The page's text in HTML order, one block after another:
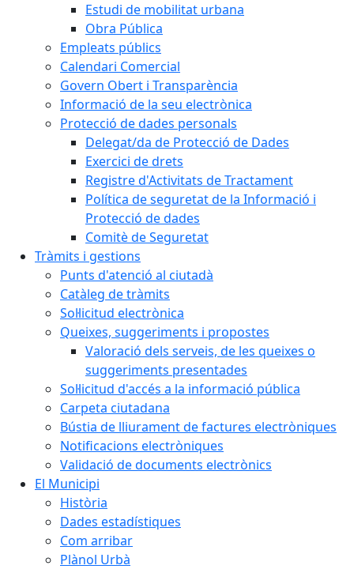
Estudi de mobilitat urbana
Obra Pública
Empleats públics
Calendari Comercial
Govern Obert i Transparència
Informació de la seu electrònica
Protecció de dades personals
Delegat/da de Protecció de Dades
Exercici de drets
Registre d'Activitats de Tractament
Política de seguretat de la Informació i
Protecció de dades
Comitè de Seguretat
Tràmits i gestions
Punts d'atenció al ciutadà
Catàleg de tràmits
Sol·licitud electrònica
Queixes, suggeriments i propostes
Valoració dels serveis, de les queixes o
suggeriments presentades
Sol·licitud d'accés a la informació pública
Carpeta ciutadana
Bústia de lliurament de factures electròniques
Notificacions electròniques
Validació de documents electrònics
El Municipi
Història
Dades estadístiques
Com arribar
Plànol Urbà